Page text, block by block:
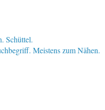
Schüttel.
Meistens zum Nähen.